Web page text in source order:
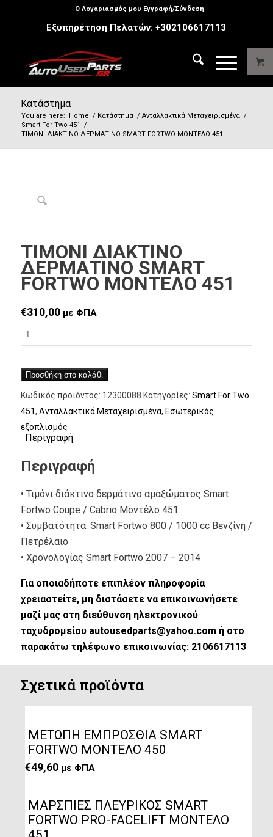
Ο Λογαριασμός μου Εγγραφή/Σύνδεση
Εξυπηρέτηση Πελατών:+302106617113
Κατάστημα
You are here: Home / Κατάστημα / Ανταλλακτικά Μεταχειρισμένα /
Smart For Two 451
/
ΤΙΜΟΝΙ ΔΙΑΚΤΙΝΟ ΔΕΡΜΑΤΙΝΟ SMART FORTWO ΜΟΝΤΕΛΟ 451...
ΤΙΜΟΝΙ ΔΙΑΚΤΙΝΟ
ΔΕΡΜΑΤΙΝΟ SMART
FORTWO ΜΟΝΤΕΛΟ 451
€310,00 με ΦΠΑ
Προσθήκη στο καλάθι
Κωδικός προϊόντος: 12300088 Κατηγορίες: Smart For Two
451, Ανταλλακτικά Μεταχειρισμένα, Εσωτερικός
εξοπλισμός
Περιγραφή
Περιγραφή
• Τιμόνι διάκτινο δερμάτινο αμαξώματος Smart
Fortwo Coupe / Cabrio Μοντέλο 451
• Συμβατότητα: Smart Fortwo 800 / 1000 cc Βενζίνη /
Πετρέλαιο
• Xρονολογίας Smart Fortwo 2007 – 2014
Για οποιαδήποτε επιπλέον πληροφορία
χρειαστείτε, μη διστάσετε να επικοινωνήσετε
μαζί μας στη διεύθυνση ηλεκτρονικού
ταχυδρομείου autousedparts@yahoo.com ή στο
παρακάτω τηλέφωνο επικοινωνίας: 2106617113
Σχετικά προϊόντα
METΩΠΗ ΕΜΠΡΟΣΘΙΑ SMART
FORTWO MΟΝΤΕΛΟ 450
€49,60 με ΦΠΑ
ΜΑΡΣΠΙΕΣ ΠΛΕΥΡΙΚΟΣ SMART
FORTWΟ PRO-FACELIFT ΜΟΝΤΕΛΟ